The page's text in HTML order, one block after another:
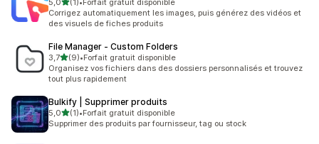
5,0 (1)
1 avis au total
•Forfait gratuit disponible
Corrigez automatiquement les images, puis générez des vidéos et
des visuels de fiches produits
File Manager ‑ Custom Folders
3,7étoile(s) sur 5
(9)
9 avis au total
•Forfait gratuit disponible
Organisez vos fichiers dans des dossiers personnalisés et trouvez
tout plus rapidement
Bulkify | Supprimer produits
5,0étoile(s) sur 5
(1)
1 avis au total
•Forfait gratuit disponible
Supprimer des produits par fournisseur, tag ou stock